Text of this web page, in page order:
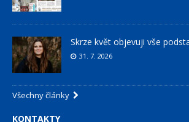
Skrze květ objevuji vše
31. 7. 2026
Všechny články
KONTAKTY